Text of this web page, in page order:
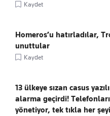
Kaydet
Homeros’u hatırladılar,
unuttular
Kaydet
13 ülkeye sızan casus
alarma geçirdi!
yönetiyor, tek tıkla her